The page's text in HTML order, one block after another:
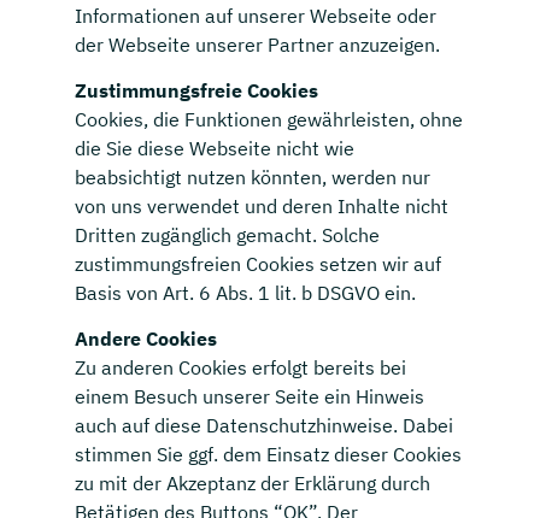
Informationen auf unserer Webseite oder
der Webseite unserer Partner anzuzeigen.
Zustimmungsfreie Cookies
Cookies, die Funktionen gewährleisten, ohne
die Sie diese Webseite nicht wie
beabsichtigt nutzen könnten, werden nur
von uns verwendet und deren Inhalte nicht
Dritten zugänglich gemacht. Solche
zustimmungsfreien Cookies setzen wir auf
Basis von Art. 6 Abs. 1 lit. b DSGVO ein.
Andere Cookies
Zu anderen Cookies erfolgt bereits bei
einem Besuch unserer Seite ein Hinweis
auch auf diese Datenschutzhinweise. Dabei
stimmen Sie ggf. dem Einsatz dieser Cookies
zu mit der Akzeptanz der Erklärung durch
Betätigen des Buttons “OK”. Der